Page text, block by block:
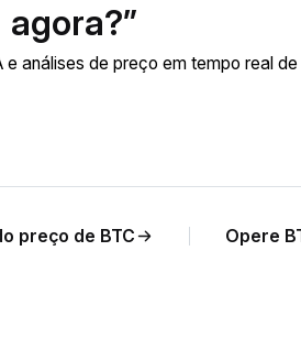
análises de preço em tempo real
preço de BTC Opere